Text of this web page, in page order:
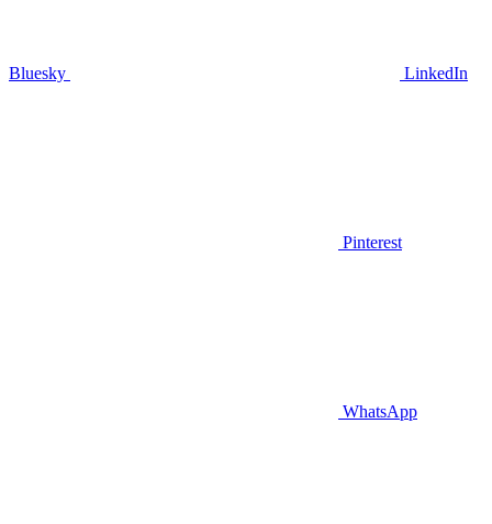
Bluesky LinkedIn
Pinterest
WhatsApp